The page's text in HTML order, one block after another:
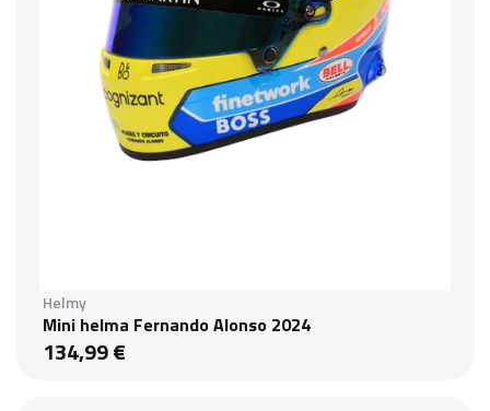
Helmy
Mini helma Fernando Alonso 2024
134,99 €